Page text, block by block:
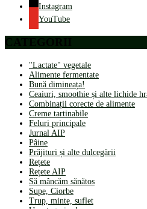
Instagram
YouTube
CATEGORII
"Lactate" vegetale
Alimente fermentate
Bună dimineața!
Ceaiuri, smoothie și alte lichide
Combinații corecte de alimente
Creme tartinabile
Feluri principale
Jurnal AIP
Pâine
Prăjituri și alte dulcegării
Rețete
Rețete AIP
Să mâncăm sănătos
Supe, Ciorbe
Trup, minte, suflet